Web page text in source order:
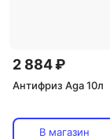
2 884 ₽
Антифриз Aga 10л
В магазин